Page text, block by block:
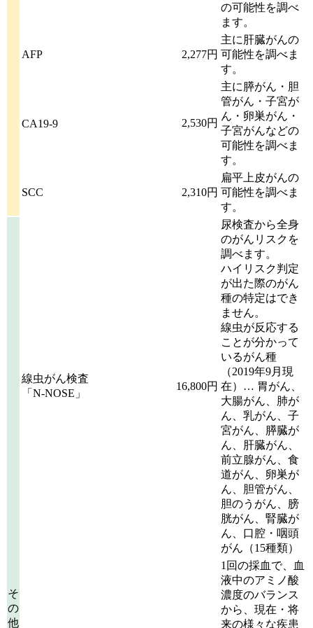
の可能性を調べ
ます。
AFP 2,277円
主に肝臓がんの
可能性を調べま
す。
CA19-9 2,530円
主に膵がん・胆
管がん・子宮が
ん・卵巣がん・
子宮がんなどの
可能性を調べま
す。
SCC 2,310円
扁平上皮がんの
可能性を調べま
す。
そ
の
他
線虫がん検査
「N-NOSE」
16,800円
尿検査から全身
のがんリスクを
調べます。
ハイリスク判定
が出た際のがん
種の特定はでき
ません。
線虫が反応する
ことが分かって
いるがん種
（2019年9月現
在）… 胃がん、
大腸がん、肺が
ん、乳がん、子
宮がん、膵臓が
ん、肝臓がん、
前立腺がん、食
道がん、卵巣が
ん、胆管がん、
胆のうがん、膀
胱がん、腎臓が
ん、口腔・咽頭
がん（15種類）
1回の採血で、血
液中のアミノ酸
濃度のバランス
から、現在・将
来の様々な疾患